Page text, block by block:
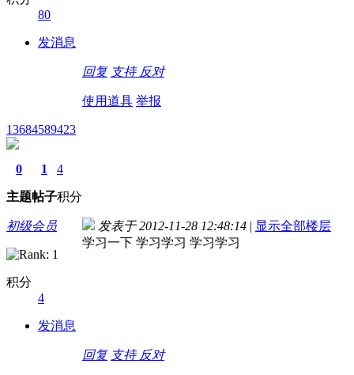
80
发消息
回复 支持 反对
使用道具 举报
13684589423
0
主题
1
帖子
4
积分
初级会员
积分
4
发消息
发表于 2012-11-28 12:48:14 | 显示全部楼层
学习一下 学习学习 学习学习
回复 支持 反对